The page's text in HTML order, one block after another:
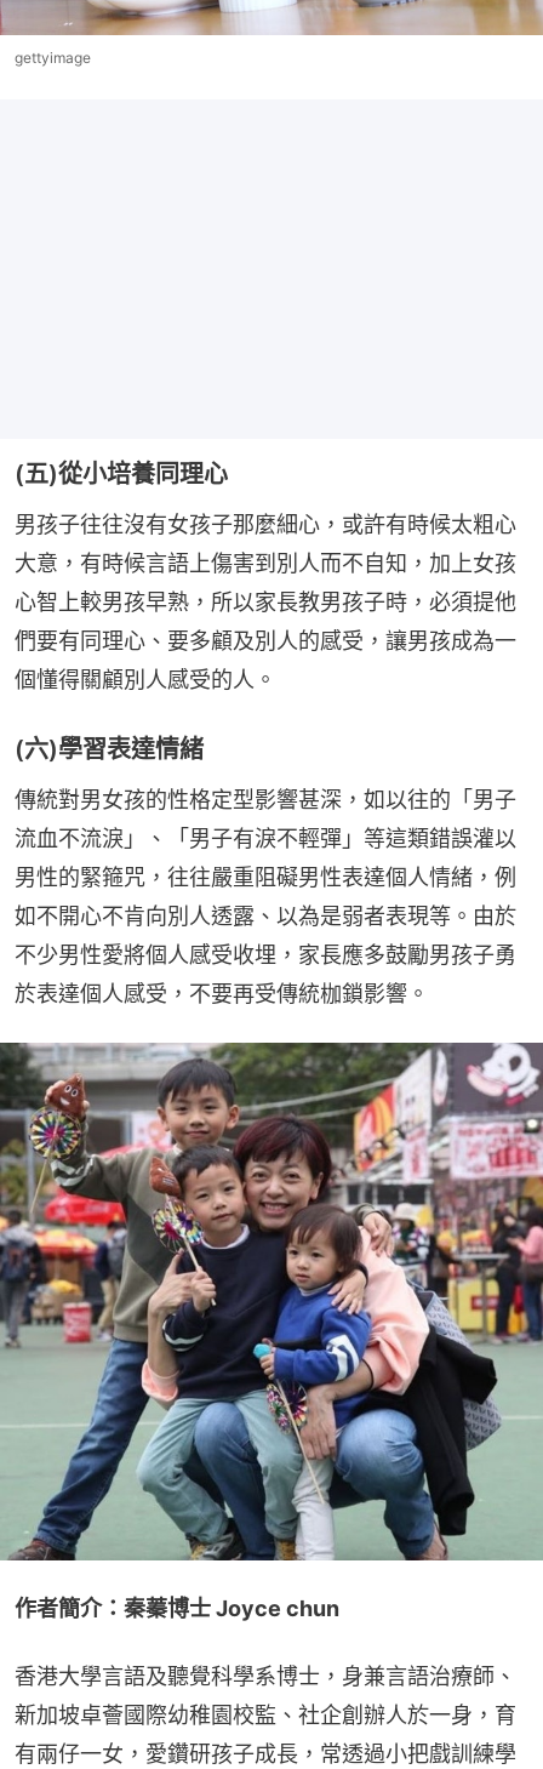
gettyimage
(五)從小培養同理心
男孩子往往沒有女孩子那麼細心，或許有時候太粗心
大意，有時候言語上傷害到別人而不自知，加上女孩
心智上較男孩早熟，所以家長教男孩子時，必須提他
們要有同理心、要多顧及別人的感受，讓男孩成為一
個懂得關顧別人感受的人。
(六)學習表達情緒
傳統對男女孩的性格定型影響甚深，如以往的「男子
流血不流淚」、「男子有淚不輕彈」等這類錯誤灌以
男性的緊箍咒，往往嚴重阻礙男性表達個人情緒，例
如不開心不肯向別人透露、以為是弱者表現等。由於
不少男性愛將個人感受收埋，家長應多鼓勵男孩子勇
於表達個人感受，不要再受傳統枷鎖影響。
作者簡介：秦蓁博士 Joyce chun
香港大學言語及聽覺科學系博士，身兼言語治療師、
新加坡卓薈國際幼稚園校監、社企創辦人於一身，育
有兩仔一女，愛鑽研孩子成長，常透過小把戲訓練學